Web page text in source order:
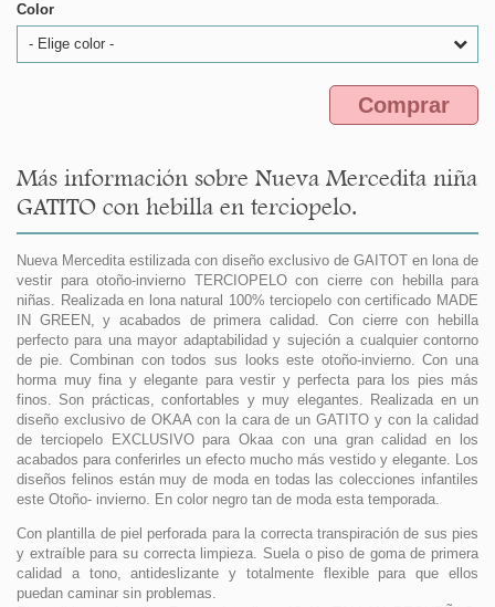
Color
- Elige color -
Comprar
Más información sobre Nueva Mercedita niña
GATITO con hebilla en terciopelo.
Nueva Mercedita estilizada con diseño exclusivo de GAITOT en lona de
vestir para otoño-invierno TERCIOPELO con cierre con hebilla para
niñas. Realizada en lona natural 100% terciopelo con certificado MADE
IN GREEN, y acabados de primera calidad. Con cierre con hebilla
perfecto para una mayor adaptabilidad y sujeción a cualquier contorno
de pie. Combinan con todos sus looks este otoño-invierno. Con una
horma muy fina y elegante para vestir y perfecta para los pies más
finos. Son prácticas, confortables y muy elegantes. Realizada en un
diseño exclusivo de OKAA con la cara de un GATITO y con la calidad
de terciopelo EXCLUSIVO para Okaa con una gran calidad en los
acabados para conferirles un efecto mucho más vestido y elegante. Los
diseños felinos están muy de moda en todas las colecciones infantiles
este Otoño- invierno. En color negro tan de moda esta temporada.
Con plantilla de piel perforada para la correcta transpiración de sus pies
y extraíble para su correcta limpieza. Suela o piso de goma de primera
calidad a tono, antideslizante y totalmente flexible para que ellos
puedan caminar sin problemas.